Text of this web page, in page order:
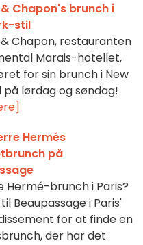
Chapon's brunch i
stil
Chapon, restauranten
Marais-hotellet,
for sin brunch i New
lørdag og søndag!
Hermés
på
Hermé-brunch i Paris?
Beaupassage i Paris'
for at finde en
der har det